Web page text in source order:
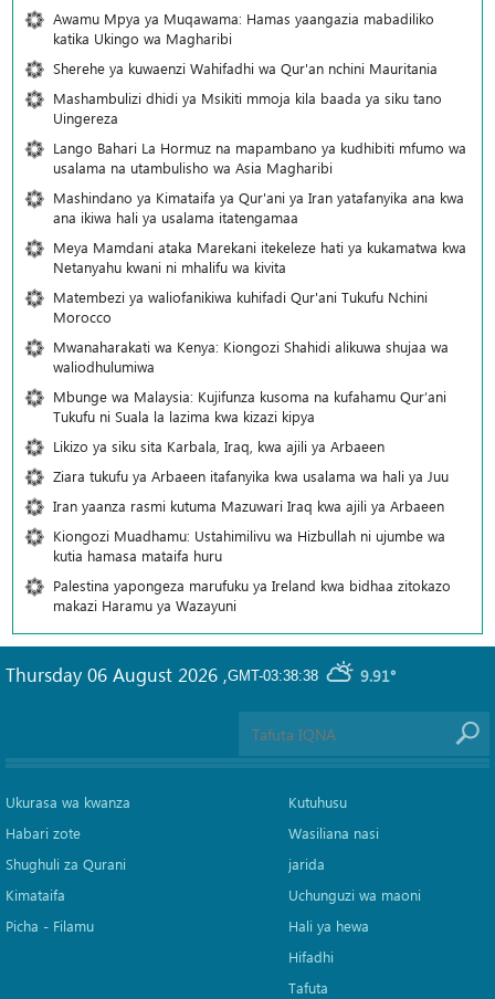
Awamu Mpya ya Muqawama: Hamas yaangazia mabadiliko
katika Ukingo wa Magharibi
Sherehe ya kuwaenzi Wahifadhi wa Qur'an nchini Mauritania
Mashambulizi dhidi ya Msikiti mmoja kila baada ya siku tano
Uingereza
Lango Bahari La Hormuz na mapambano ya kudhibiti mfumo wa
usalama na utambulisho wa Asia Magharibi
Mashindano ya Kimataifa ya Qur'ani ya Iran yatafanyika ana kwa
ana ikiwa hali ya usalama itatengamaa
Meya Mamdani ataka Marekani itekeleze hati ya kukamatwa kwa
Netanyahu kwani ni mhalifu wa kivita
Matembezi ya waliofanikiwa kuhifadi Qur'ani Tukufu Nchini
Morocco
Mwanaharakati wa Kenya: Kiongozi Shahidi alikuwa shujaa wa
waliodhulumiwa
Mbunge wa Malaysia: Kujifunza kusoma na kufahamu Qur’ani
Tukufu ni Suala la lazima kwa kizazi kipya
Likizo ya siku sita Karbala, Iraq, kwa ajili ya Arbaeen
Ziara tukufu ya Arbaeen itafanyika kwa usalama wa hali ya Juu
Iran yaanza rasmi kutuma Mazuwari Iraq kwa ajili ya Arbaeen
Kiongozi Muadhamu: Ustahimilivu wa Hizbullah ni ujumbe wa
kutia hamasa mataifa huru
Palestina yapongeza marufuku ya Ireland kwa bidhaa zitokazo
makazi Haramu ya Wazayuni
GMT-03:38:38 9.91°
Thursday 06 August 2026 ,
Ukurasa wa kwanza
Habari zote
Shughuli za Qurani
Kimataifa
Picha‎ - Filamu‎
Kutuhusu
Wasiliana nasi
jarida
Uchunguzi wa maoni
Hali ya hewa
Hifadhi
Tafuta